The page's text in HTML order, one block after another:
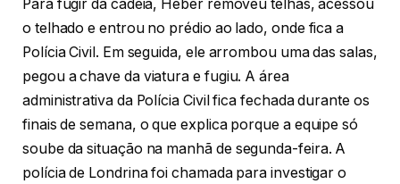
Para fugir da cadeia, Heber removeu telhas, acessou
o telhado e entrou no prédio ao lado, onde fica a
Polícia Civil. Em seguida, ele arrombou uma das salas,
pegou a chave da viatura e fugiu. A área
administrativa da Polícia Civil fica fechada durante os
finais de semana, o que explica porque a equipe só
soube da situação na manhã de segunda-feira. A
polícia de Londrina foi chamada para investigar o